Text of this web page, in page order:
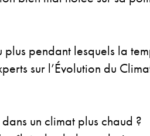
pendant lesquels la
sur l’Évolution du
un climat plus chaud ?